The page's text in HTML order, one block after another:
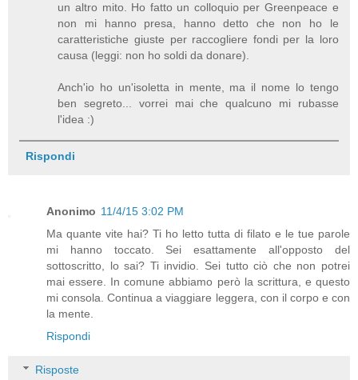
un altro mito. Ho fatto un colloquio per Greenpeace e
non mi hanno presa, hanno detto che non ho le
caratteristiche giuste per raccogliere fondi per la loro
causa (leggi: non ho soldi da donare).
Anch'io ho un'isoletta in mente, ma il nome lo tengo
ben segreto... vorrei mai che qualcuno mi rubasse
l'idea :)
Rispondi
Anonimo 11/4/15 3:02 PM
Ma quante vite hai? Ti ho letto tutta di filato e le tue parole
mi hanno toccato. Sei esattamente all'opposto del
sottoscritto, lo sai? Ti invidio. Sei tutto ciò che non potrei
mai essere. In comune abbiamo però la scrittura, e questo
mi consola. Continua a viaggiare leggera, con il corpo e con
la mente.
Rispondi
Risposte